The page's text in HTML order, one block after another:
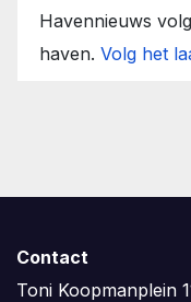
Havennieuws
haven. Volg het
Contact
Toni Koopmanplein